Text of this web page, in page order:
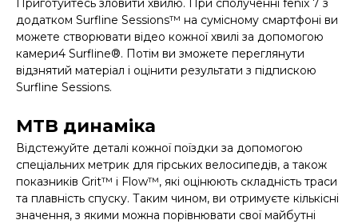
Приготуйтесь зловити хвилю. При сполученні fēnix 7 з
додатком Surfline Sessions™ на сумісному смартфоні ви
можете створювати відео кожної хвилі за допомогою
камери4 Surfline®. Потім ви зможете переглянути
відзнятий матеріал і оцінити результати з підпискою
Surfline Sessions.
MTB динаміка
Відстежуйте деталі кожної поїздки за допомогою
спеціальних метрик для гірських велосипедів, а також
показників Grit™ і Flow™, які оцінюють складність траси
та плавність спуску. Таким чином, ви отримуєте кількісні
значення, з якими можна порівнювати свої майбутні